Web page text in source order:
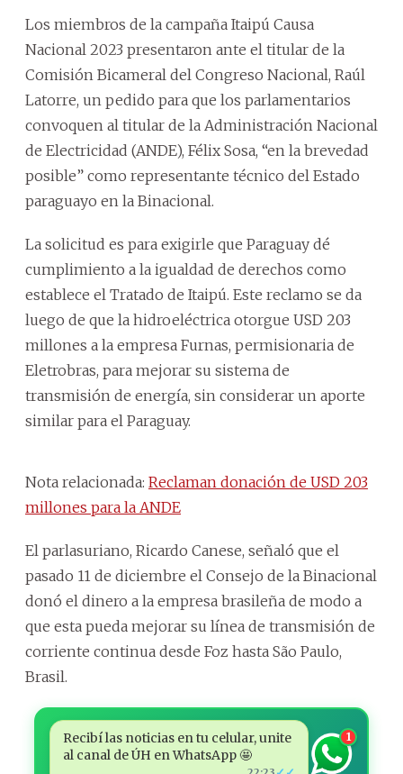
Los miembros de la campaña Itaipú Causa
Nacional 2023 presentaron ante el titular de la
Comisión Bicameral del Congreso Nacional, Raúl
Latorre, un pedido para que los parlamentarios
convoquen al titular de la Administración Nacional
de Electricidad (ANDE), Félix Sosa, “en la brevedad
posible” como representante técnico del Estado
paraguayo en la Binacional.
La solicitud es para exigirle que Paraguay dé
cumplimiento a la igualdad de derechos como
establece el Tratado de Itaipú. Este reclamo se da
luego de que la hidroeléctrica otorgue USD 203
millones a la empresa Furnas, permisionaria de
Eletrobras, para mejorar su sistema de
transmisión de energía, sin considerar un aporte
similar para el Paraguay.
Nota relacionada: Reclaman donación de USD 203
millones para la ANDE
El parlasuriano, Ricardo Canese, señaló que el
pasado 11 de diciembre el Consejo de la Binacional
donó el dinero a la empresa brasileña de modo a
que esta pueda mejorar su línea de transmisión de
corriente continua desde Foz hasta São Paulo,
Brasil.
Recibí las noticias en tu celular, unite
al canal de ÚH en WhatsApp 🤩
1